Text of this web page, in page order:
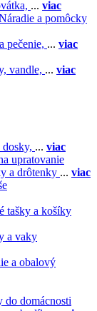
... viac
a pomôcky
pečenie, ... viac
vandle, ... viac
dosky, ... viac
upratovanie
a drôtenky ... viac
tašky a košíky
a vaky
a obalový
do domácnosti